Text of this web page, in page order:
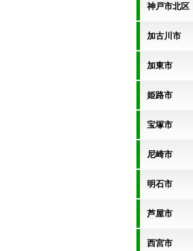
神戸市北区
加古川市
加東市
姫路市
宝塚市
尼崎市
明石市
芦屋市
西宮市